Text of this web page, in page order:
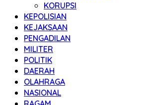
KORUPSI
KEPOLISIAN
KEJAKSAAN
PENGADILAN
MILITER
POLITIK
DAERAH
OLAHRAGA
NASIONAL